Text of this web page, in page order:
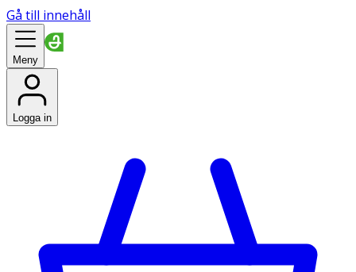
Gå till innehåll
Meny
Logga in